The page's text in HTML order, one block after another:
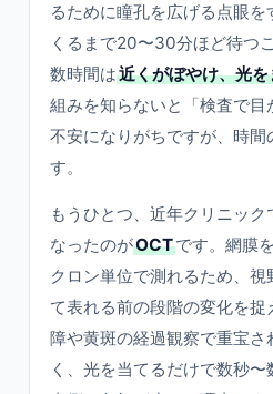
るために瞳孔を広げる点眼
くるまで20〜30分ほど待つ
数時間は近くがぼやけ、光
組みを知らないと「検査で目
不安になりがちですが、時間
す。
もうひとつ、近年クリニッ
なったのがOCTです。網膜
クロン単位で測れるため、
て表れる前の段階の変化を捉
障や黄斑の経過観察で重宝さ
く、光を当てるだけで数秒